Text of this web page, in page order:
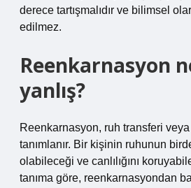
derece tartışmalıdır ve bilimsel
edilmez.
Reenkarnasyon
yanlış?
Reenkarnasyon, ruh transferi
tanımlanır. Bir kişinin ruhunun
olabileceği ve canlılığını
tanıma göre, reenkarnasyondan